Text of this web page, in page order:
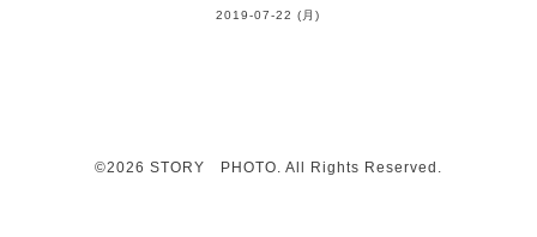
2019-07-22 (月)
©2026 STORY PHOTO. All Rights Reserved.